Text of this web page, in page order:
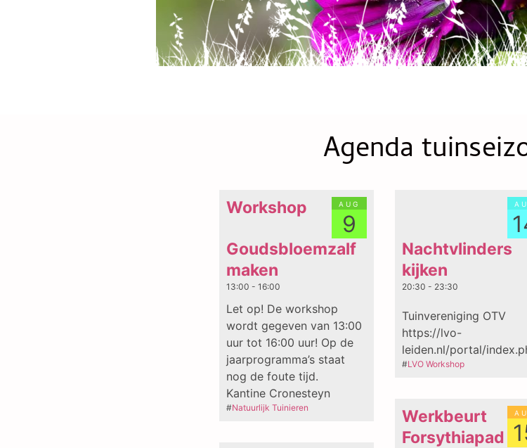
Agenda
aug
9
Workshop
Goudsbloemzalf
maken
13:00 - 16:00
Let op! De workshop
wordt gegeven van 13:00
uur tot 16:00 uur! Op de
jaarprogramma’s staat
nog de foute tijd.
Kantine Cronesteyn
#Natuurlijk Tuinieren
Nachtvlinders
kijken
20:30 - 23:30
Tuinvereniging OTV
https://lvo-
leiden.nl/portal/
#LVO Workshop
Werkbeurt
Forsythiapad